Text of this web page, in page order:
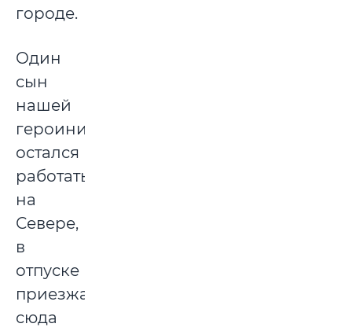
городе.
Один
сын
нашей
героини
остался
работать
на
Севере,
в
отпуске
приезжает
сюда